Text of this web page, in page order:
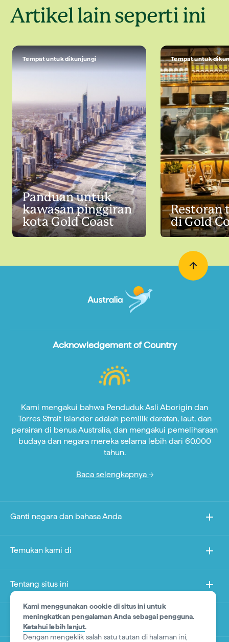
Artikel lain seperti ini
Tempat untuk dikunjungi
Panduan untuk
kawasan pinggiran
kota Gold Coast
Tempat untuk
Restoran
di Gold
Kami menggunakan cookie di situs ini untuk
meningkatkan pengalaman Anda sebagai pengguna.
Ketahui lebih lanjut.
Dengan mengeklik salah satu tautan di halaman ini,
Acknowledgement of Country
Kami mengakui bahwa Penduduk Asli Aborigin dan
Torres Strait Islander adalah pemilik daratan, laut, dan
perairan di benua Australia, dan mengakui pemeliharaan
budaya dan negara mereka selama lebih dari 60.000
tahun.
Baca selengkapnya
Ganti negara dan bahasa Anda
Temukan kami di
Tentang situs ini
Situs lain